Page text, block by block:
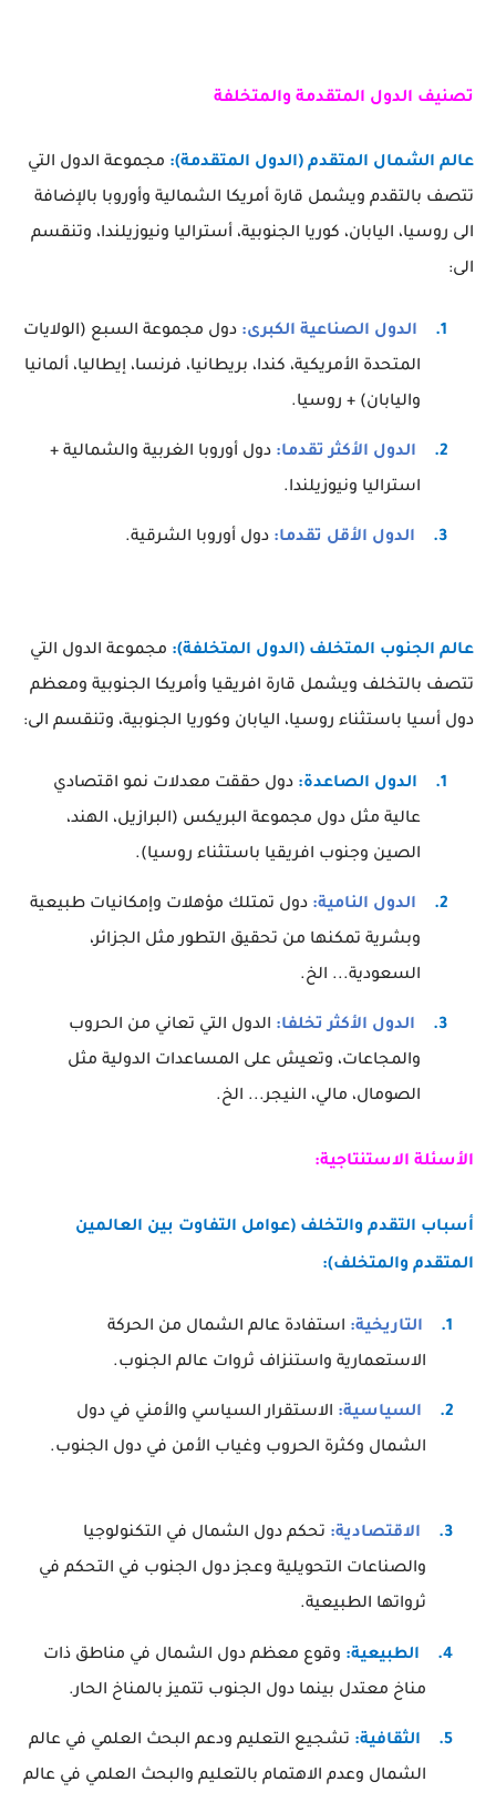
تصنيف الدول المتقدمة والمتخلفة
عالم الشمال المتقدم (الدول المتقدمة): مجموعة الدول التي
تتصف بالتقدم ويشمل قارة أمريكا الشمالية وأوروبا بالإضافة
الى روسيا، اليابان، كوريا الجنوبية، أستراليا ونيوزيلندا، وتنقسم
الى:
1. الدول الصناعية الكبرى: دول مجموعة السبع (الولايات
المتحدة الأمريكية، كندا، بريطانيا، فرنسا، إيطاليا، ألمانيا
واليابان) + روسيا.
2. الدول الأكثر تقدما: دول أوروبا الغربية والشمالية +
استراليا ونيوزيلندا.
3. الدول الأقل تقدما: دول أوروبا الشرقية.
عالم الجنوب المتخلف (الدول المتخلفة): مجموعة الدول التي
تتصف بالتخلف ويشمل قارة افريقيا وأمريكا الجنوبية ومعظم
دول أسيا باستثناء روسيا، اليابان وكوريا الجنوبية، وتنقسم الى:
1. الدول الصاعدة: دول حققت معدلات نمو اقتصادي
عالية مثل دول مجموعة البريكس (البرازيل، الهند،
الصين وجنوب افريقيا باستثناء روسيا).
2. الدول النامية: دول تمتلك مؤهلات وإمكانيات طبيعية
وبشرية تمكنها من تحقيق التطور مثل الجزائر،
السعودية... الخ.
3. الدول الأكثر تخلفا: الدول التي تعاني من الحروب
والمجاعات، وتعيش على المساعدات الدولية مثل
الصومال، مالي، النيجر... الخ.
الأسئلة الاستنتاجية:
أسباب التقدم والتخلف (عوامل التفاوت بين العالمين
المتقدم والمتخلف):
1. التاريخية: استفادة عالم الشمال من الحركة
الاستعمارية واستنزاف ثروات عالم الجنوب.
2. السياسية: الاستقرار السياسي والأمني في دول
الشمال وكثرة الحروب وغياب الأمن في دول الجنوب.
3. الاقتصادية: تحكم دول الشمال في التكنولوجيا
والصناعات التحويلية وعجز دول الجنوب في التحكم في
ثرواتها الطبيعية.
4. الطبيعية: وقوع معظم دول الشمال في مناطق ذات
مناخ معتدل بينما دول الجنوب تتميز بالمناخ الحار.
5. الثقافية: تشجيع التعليم ودعم البحث العلمي في عالم
الشمال وعدم الاهتمام بالتعليم والبحث العلمي في عالم